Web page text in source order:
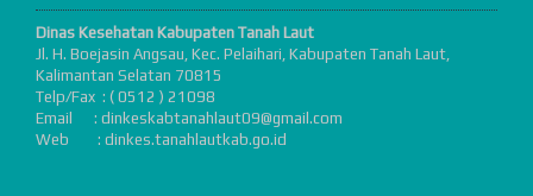
Dinas Kesehatan Kabupaten Tanah Laut
Jl. H. Boejasin Angsau, Kec. Pelaihari, Kabupaten Tanah Laut,
Kalimantan Selatan 70815
Telp/Fax : ( 0512 ) 21098
Email : dinkeskabtanahlaut09@gmail.com
Web : dinkes.tanahlautkab.go.id